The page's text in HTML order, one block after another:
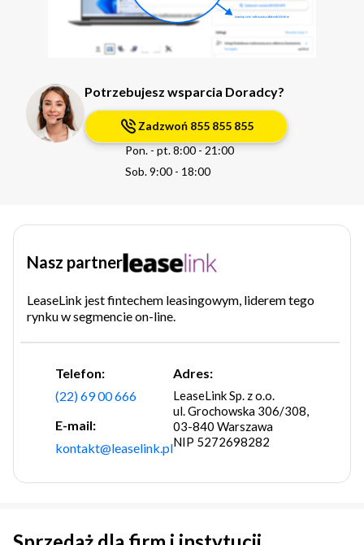
Potrzebujesz wsparcia Doradcy?
Zadzwoń 855 855 855
Pon. - pt. 8:00 - 21:00
Sob. 9:00 - 18:00
Nasz partner
LeaseLink jest fintechem leasingowym, liderem tego
rynku w segmencie on-line.
Telefon:
(22) 69 00 666
E-mail:
kontakt@leaselink.pl
Adres:
LeaseLink Sp. z o.o.
ul. Grochowska 306/308,
03-840 Warszawa
NIP 5272698282